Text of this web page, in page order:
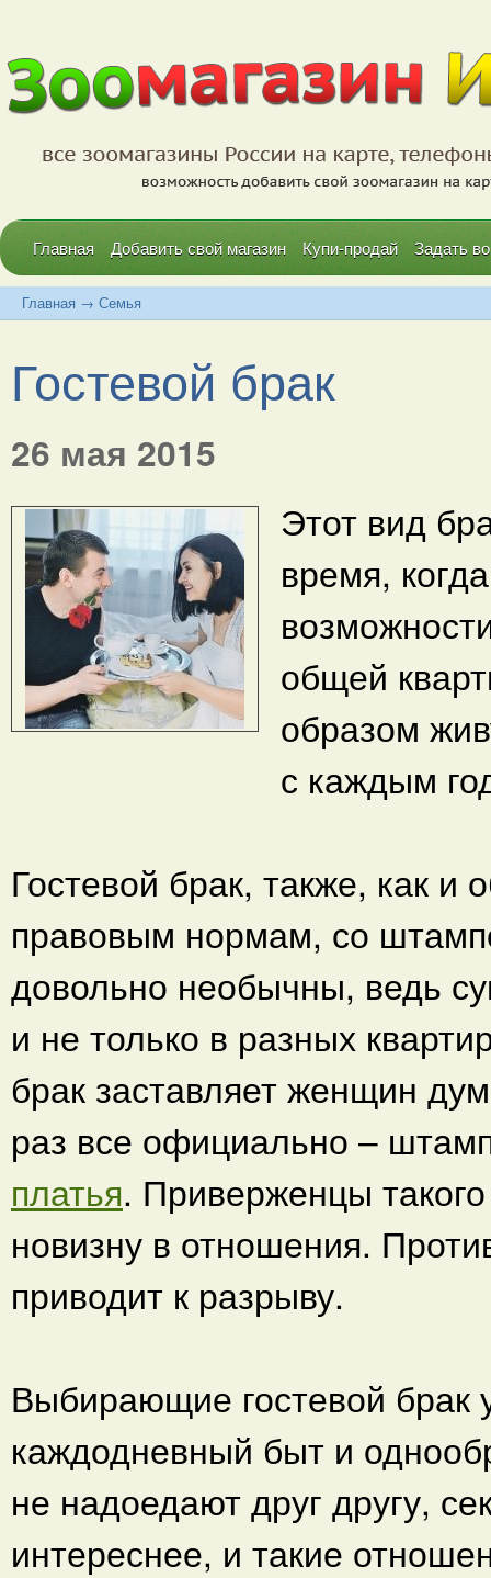
Главная Добавить свой магазин Купи-продай Задать
Главная → Семья
Гостевой брак
26 мая 2015
Этот вид
время,
общей
образом
с каждым
Гостевой брак, также, как и
правовым нормам, со
довольно необычны, ведь
и не только в разных
брак заставляет женщин
раз все официально –
платья. Приверженцы
новизну в отношения.
приводит к разрыву.
Выбирающие гостевой брак
каждодневный быт и
не надоедают друг другу,
интереснее, и такие